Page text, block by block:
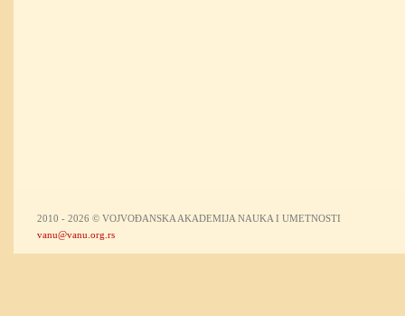
2010 - 2026 © VOJVOĐANSKA AKADEMIJA NAUKA I UMETNOSTI
vanu@vanu.org.rs